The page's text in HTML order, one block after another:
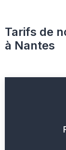
Tarifs de
à Nantes